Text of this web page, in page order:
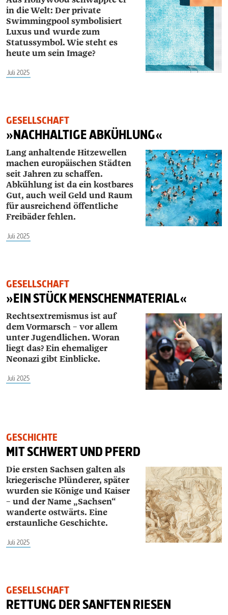
in die Welt: Der private
Swimmingpool symbolisiert
Luxus und wurde zum
Statussymbol. Wie steht es
heute um sein Image?
Juli 2025
GESELLSCHAFT
»NACHHALTIGE ABKÜHLUNG«
Lang anhaltende Hitzewellen
machen europäischen Städten
seit Jahren zu schaffen.
Abkühlung ist da ein kostbares
Gut, auch weil Geld und Raum
für ausreichend öffentliche
Freibäder fehlen.
Juli 2025
GESELLSCHAFT
»EIN STÜCK MENSCHENMATERIAL«
Rechtsextremismus ist auf
dem Vormarsch – vor allem
unter Jugendlichen. Woran
liegt das? Ein ehemaliger
Neonazi gibt Einblicke.
Juli 2025
GESCHICHTE
MIT SCHWERT UND PFERD
Die ersten Sachsen galten als
kriegerische Plünderer, später
wurden sie Könige und Kaiser
– und der Name „Sachsen“
wanderte ostwärts. Eine
erstaunliche Geschichte.
Juli 2025
GESELLSCHAFT
RETTUNG DER SANFTEN RIESEN